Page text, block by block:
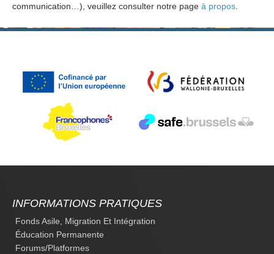
communication…), veuillez consulter notre page à propos
INFORMATIONS PRATIQUES
Fonds Asile, Migration Et Intégration
Éducation Permanente
Forums/platformes